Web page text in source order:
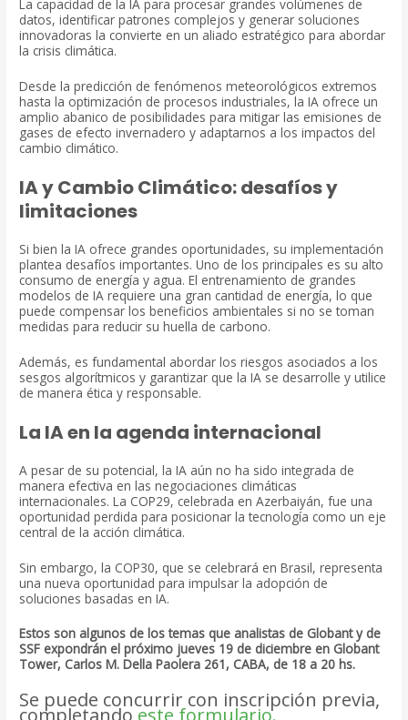
La capacidad de la IA para procesar grandes volúmenes de
datos, identificar patrones complejos y generar soluciones
innovadoras la convierte en un aliado estratégico para abordar
la crisis climática.
Desde la predicción de fenómenos meteorológicos extremos
hasta la optimización de procesos industriales, la IA ofrece un
amplio abanico de posibilidades para mitigar las emisiones de
gases de efecto invernadero y adaptarnos a los impactos del
cambio climático.
IA y Cambio Climático: desafíos y
limitaciones
Si bien la IA ofrece grandes oportunidades, su implementación
plantea desafíos importantes. Uno de los principales es su alto
consumo de energía y agua. El entrenamiento de grandes
modelos de IA requiere una gran cantidad de energía, lo que
puede compensar los beneficios ambientales si no se toman
medidas para reducir su huella de carbono.
Además, es fundamental abordar los riesgos asociados a los
sesgos algorítmicos y garantizar que la IA se desarrolle y utilice
de manera ética y responsable.
La IA en la agenda internacional
A pesar de su potencial, la IA aún no ha sido integrada de
manera efectiva en las negociaciones climáticas
internacionales. La COP29, celebrada en Azerbaiyán, fue una
oportunidad perdida para posicionar la tecnología como un eje
central de la acción climática.
Sin embargo, la COP30, que se celebrará en Brasil, representa
una nueva oportunidad para impulsar la adopción de
soluciones basadas en IA.
Estos son algunos de los temas que analistas de Globant y de
SSF expondrán el próximo jueves 19 de diciembre en Globant
Tower, Carlos M. Della Paolera 261, CABA, de 18 a 20 hs.
Se puede concurrir con inscripción previa,